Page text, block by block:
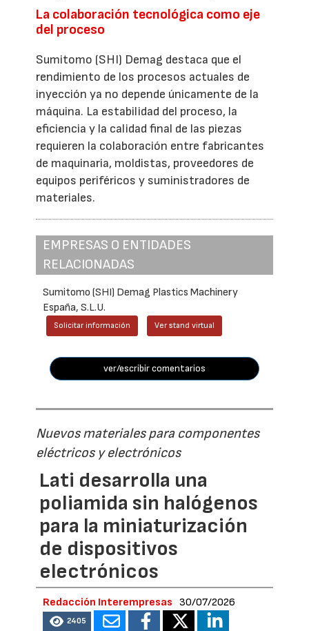
La colaboración tecnológica como eje
del proceso
Sumitomo (SHI) Demag destaca que el
rendimiento de los procesos actuales de
inyección ya no depende únicamente de la
máquina. La estabilidad del proceso, la
eficiencia y la calidad final de las piezas
requieren la colaboración entre fabricantes
de maquinaria, moldistas, proveedores de
equipos periféricos y suministradores de
materiales.
EMPRESAS O ENTIDADES
RELACIONADAS
Sumitomo (SHI) Demag Plastics Machinery
España, S.L.U.
Solicitar información Ver stand virtual
ver/escribir comentarios
Nuevos materiales para componentes
eléctricos y electrónicos
Lati desarrolla una
poliamida sin halógenos
para la miniaturización
de dispositivos
electrónicos
Redacción Interempresas 30/07/2026
2405